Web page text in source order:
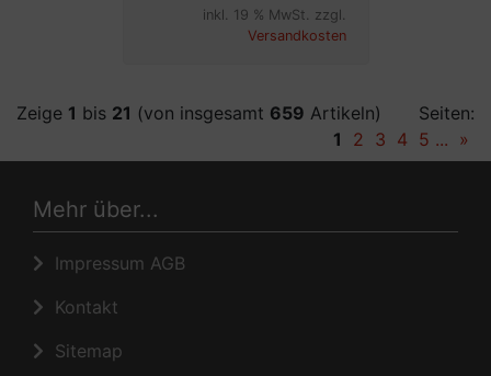
inkl. 19 % MwSt. zzgl.
Versandkosten
Zeige 1 bis 21 (von insgesamt 659 Artikeln)
Seiten:
1
2 3 4 5 ... »
Mehr über...
Impressum AGB
Kontakt
Sitemap